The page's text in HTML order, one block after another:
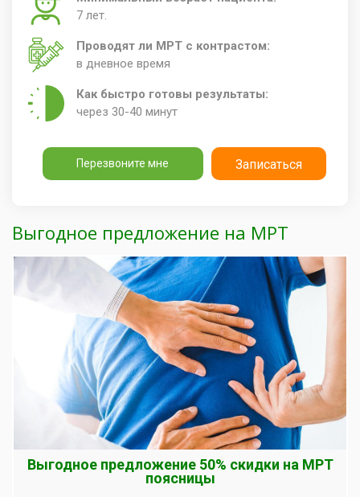
7 лет.
Проводят ли МРТ с контрастом:
в дневное время
Как быстро готовы результаты:
через 30-40 минут
Перезвоните мне Записаться
Выгодное предложение на МРТ
Выгодное предложение 50% скидки на МРТ
поясницы